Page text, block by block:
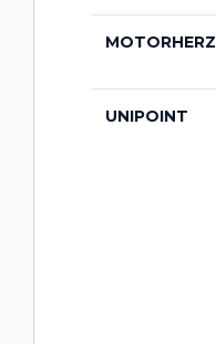
MOTORHERZ
UNIPOINT